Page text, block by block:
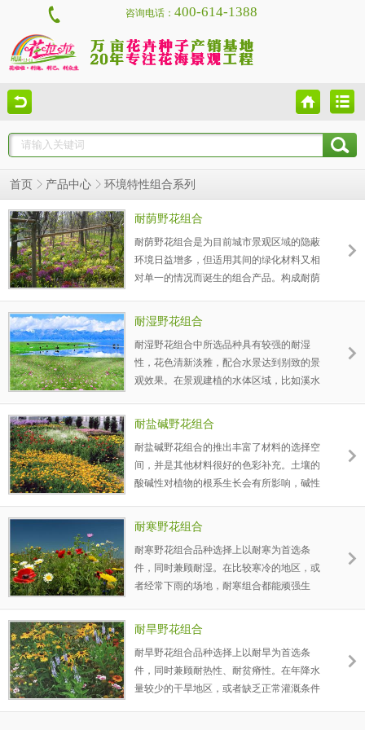
咨询电话：400-614-1388
首页 产品中心 环境特性组合系列
耐荫野花组合
耐荫野花组合是为目前城市景观区域的隐蔽
环境日益增多，但适用其间的绿化材料又相
对单一的情况而诞生的组合产品。构成耐荫
在树荫下，也能在隐蔽地开出让人着迷的花
花期五彩缤纷，繁花似锦，让你享受格外的
美景。除耐荫外，抗旱、抗杂草性都比较突
出，适合粗放管理。
耐湿野花组合
耐湿野花组合中所选品种具有较强的耐湿
性，花色清新淡雅，配合水景达到别致的景
观效果。在景观建植的水体区域，比如溪水
季多降水、湿度大的地区使用。对于土层距
种耐湿能力了。对于现在靠播种建植的景观
花卉品种里面，近似水生植物的品种还是很
少，选择范围相对就小很多。建议景观花卉
和水生植物搭配使用，使得品种更加丰富，
和水体也更加协调自然。
耐盐碱野花组合
耐盐碱野花组合的推出丰富了材料的选择空
间，并是其他材料很好的色彩补充。土壤的
酸碱性对植物的根系生长会有所影响，碱性
了十多个较耐盐碱的花卉品种，以适应在碱
一般都局限于几类耐碱性强的乔灌木、草类
品种。鉴于品种相对单一，建议耐盐碱组合
和其他植物材料结合使用，使得景观丰富多
彩而又不影响绿化覆盖效果。受土壤偏碱性
影响，植株生长会缓慢矮小，叶片偏黄一
耐寒野花组合
耐寒野花组合品种选择上以耐寒为首选条
件，同时兼顾耐湿。在比较寒冷的地区，或
者经常下雨的场地，耐寒组合都能顽强生
一年生花卉品种组合而成，夏天和秋天播
数品种此时便可以开花，大多数品种在冬季
休眠停止生长，从第二年春天到秋末会有不
同品种交替不断开花，且此后几年不需要再
次种植，每年都可以开花，花色鲜艳，一次
耐旱野花组合
耐旱野花组合品种选择上以耐旱为首选条
件，同时兼顾耐热性、耐贫瘠性。在年降水
量较少的干旱地区，或者缺乏正常灌溉条件